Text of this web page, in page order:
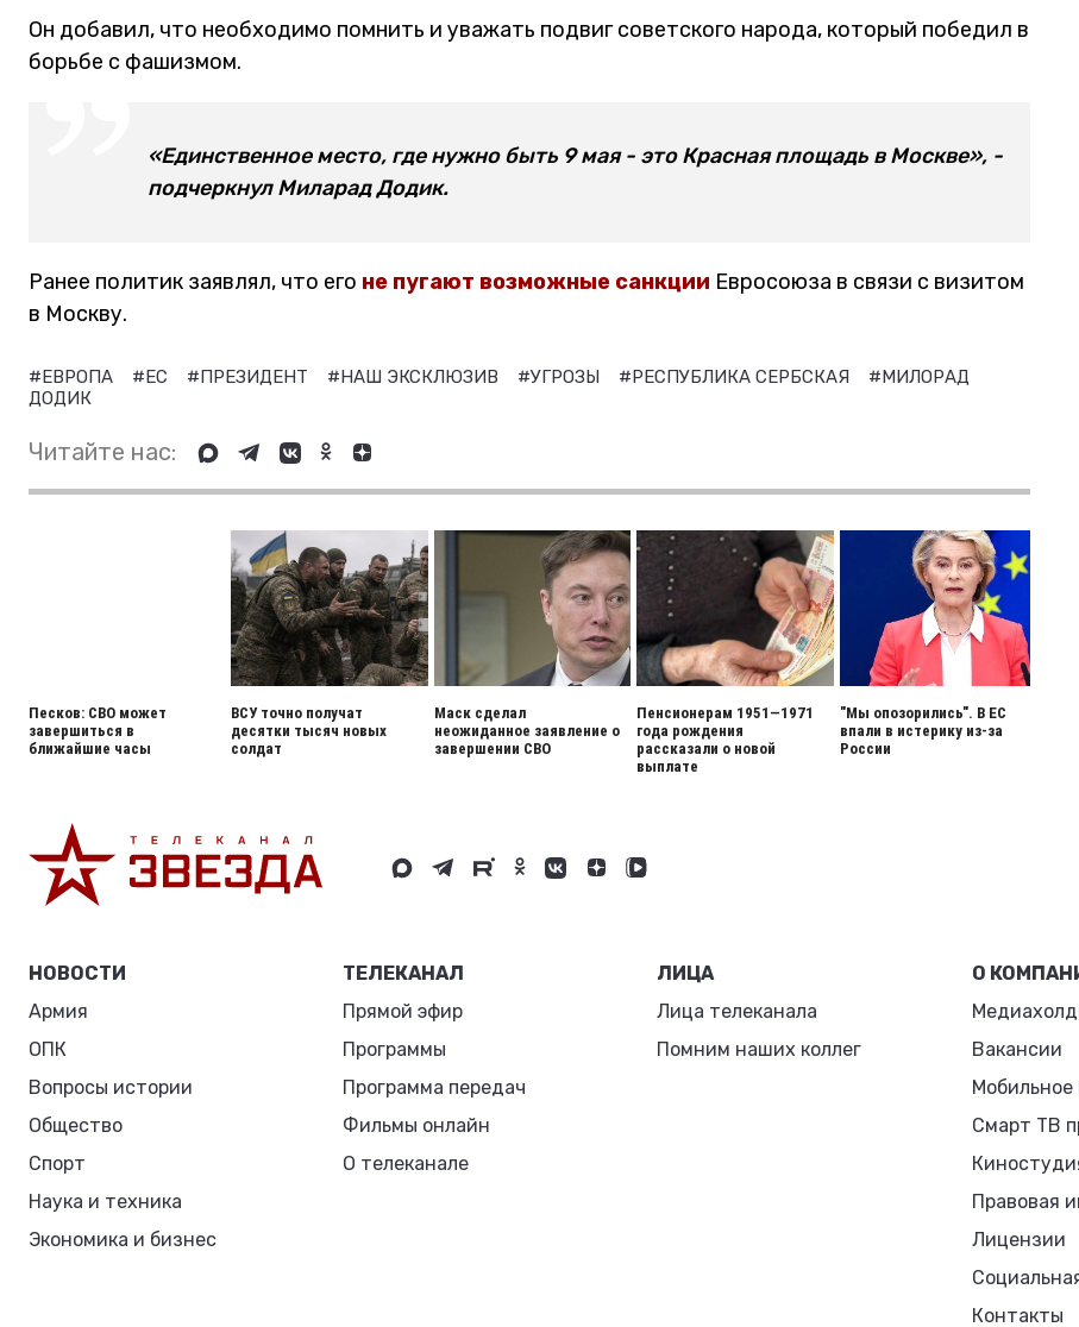
Он добавил, что необходимо помнить и уважать подвиг советского народа, который победил в
борьбе с фашизмом.
«Единственное место, где нужно быть 9 мая - это Красная площадь в Москве», -
подчеркнул Миларад Додик.
Ранее политик заявлял, что его не пугают возможные санкции Евросоюза в связи с визитом
в Москву.
#ЕВРОПА #ЕС #ПРЕЗИДЕНТ #НАШ ЭКСКЛЮЗИВ #УГРОЗЫ #РЕСПУБЛИКА СЕРБСКАЯ
#МИЛОРАД
ДОДИК
Читайте нас:
Песков: СВО может
завершиться в
ближайшие часы
ВСУ точно получат
десятки тысяч новых
солдат
Маск сделал
неожиданное заявление о
завершении СВО
Пенсионерам 1951—1971
года рождения
рассказали о новой
выплате
"Мы опозорились". В ЕС
впали в истерику из-за
России
НОВОСТИ
Армия
ОПК
Вопросы истории
Общество
Спорт
Наука и техника
Экономика и бизнес
ТЕЛЕКАНАЛ
Прямой эфир
Программы
Программа передач
Фильмы онлайн
О телеканале
ЛИЦА
Лица телеканала
Помним наших коллег
О
Вакансии
Смарт ТВ
Правовая
Лицензии
Контакты